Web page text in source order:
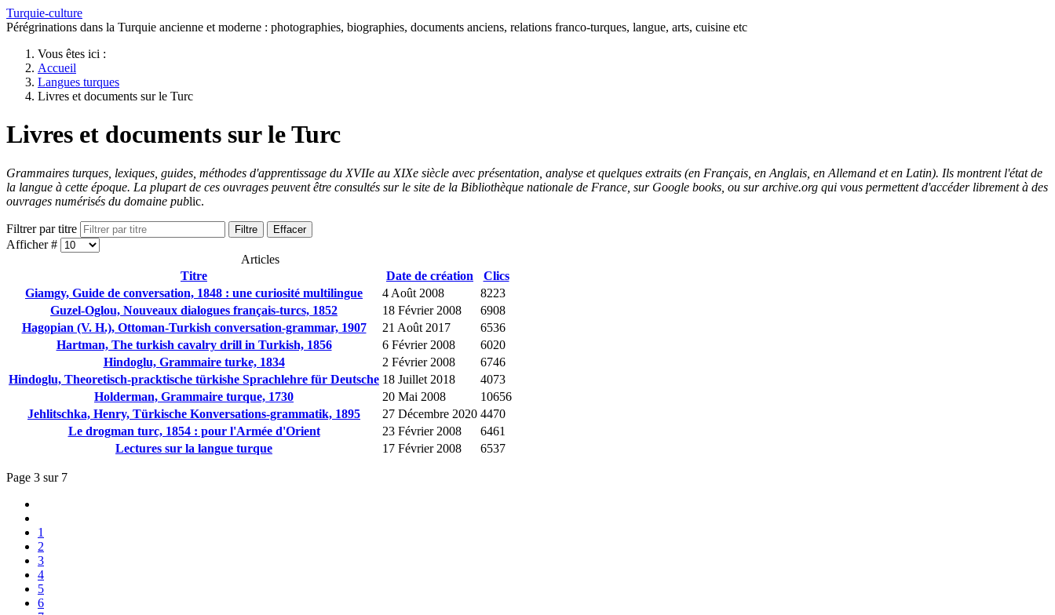
Turquie-culture
Pérégrinations dans la Turquie ancienne et moderne : photographies, biographies, documents anciens, relations franco-turques, langue, arts, cuisine etc
Vous êtes ici :
Accueil
Langues turques
Livres et documents sur le Turc
Livres et documents sur le Turc
Grammaires turques, lexiques, guides, méthodes d'apprentissage du XVIIe au XIXe siècle avec présentation, analyse et quelques extraits (en Français, en Anglais, en Allemand et en Latin). Ils montrent l'état de
la langue à cette époque. La plupart de ces ouvrages peuvent être consultés sur le site de la Bibliothèque nationale de France, sur Google books, ou sur archive.org qui vous permettent d'accéder librement à des
ouvrages numérisés du domaine public.
Filtrer par titre Filtre Effacer
Afficher #
Articles
Titre
Date de création
Clics
Giamgy, Guide de conversation, 1848 : une curiosité multilingue
4 Août 2008
8223
Guzel-Oglou, Nouveaux dialogues français-turcs, 1852
18 Février 2008
6908
Hagopian (V. H.), Ottoman-Turkish conversation-grammar, 1907
21 Août 2017
6536
Hartman, The turkish cavalry drill in Turkish, 1856
6 Février 2008
6020
Hindoglu, Grammaire turke, 1834
2 Février 2008
6746
Hindoglu, Theoretisch-pracktische türkishe Sprachlehre für Deutsche 18 Juillet 2018
4073
Holderman, Grammaire turque, 1730
20 Mai 2008
10656
Jehlitschka, Henry, Türkische Konversations-grammatik, 1895
27 Décembre 2020 4470
Le drogman turc, 1854 : pour l'Armée d'Orient
23 Février 2008
6461
Lectures sur la langue turque
17 Février 2008 6537
Page 3 sur 7
1
2
3
4
5
6